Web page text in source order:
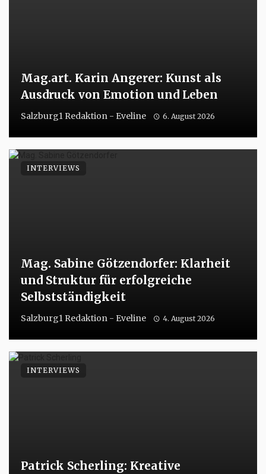
Mag.art. Karin Angerer: Kunst als
Ausdruck von Emotion und Leben
Salzburg1 Redaktion - Eveline 6. August 2026
Mag. Sabine Götzendorfer: Klarheit
und Struktur für erfolgreiche
Selbstständigkeit
Salzburg1 Redaktion - Eveline 4. August 2026
INTERVIEWS
Patrick Scherling: Kreative
INTERVIEWS